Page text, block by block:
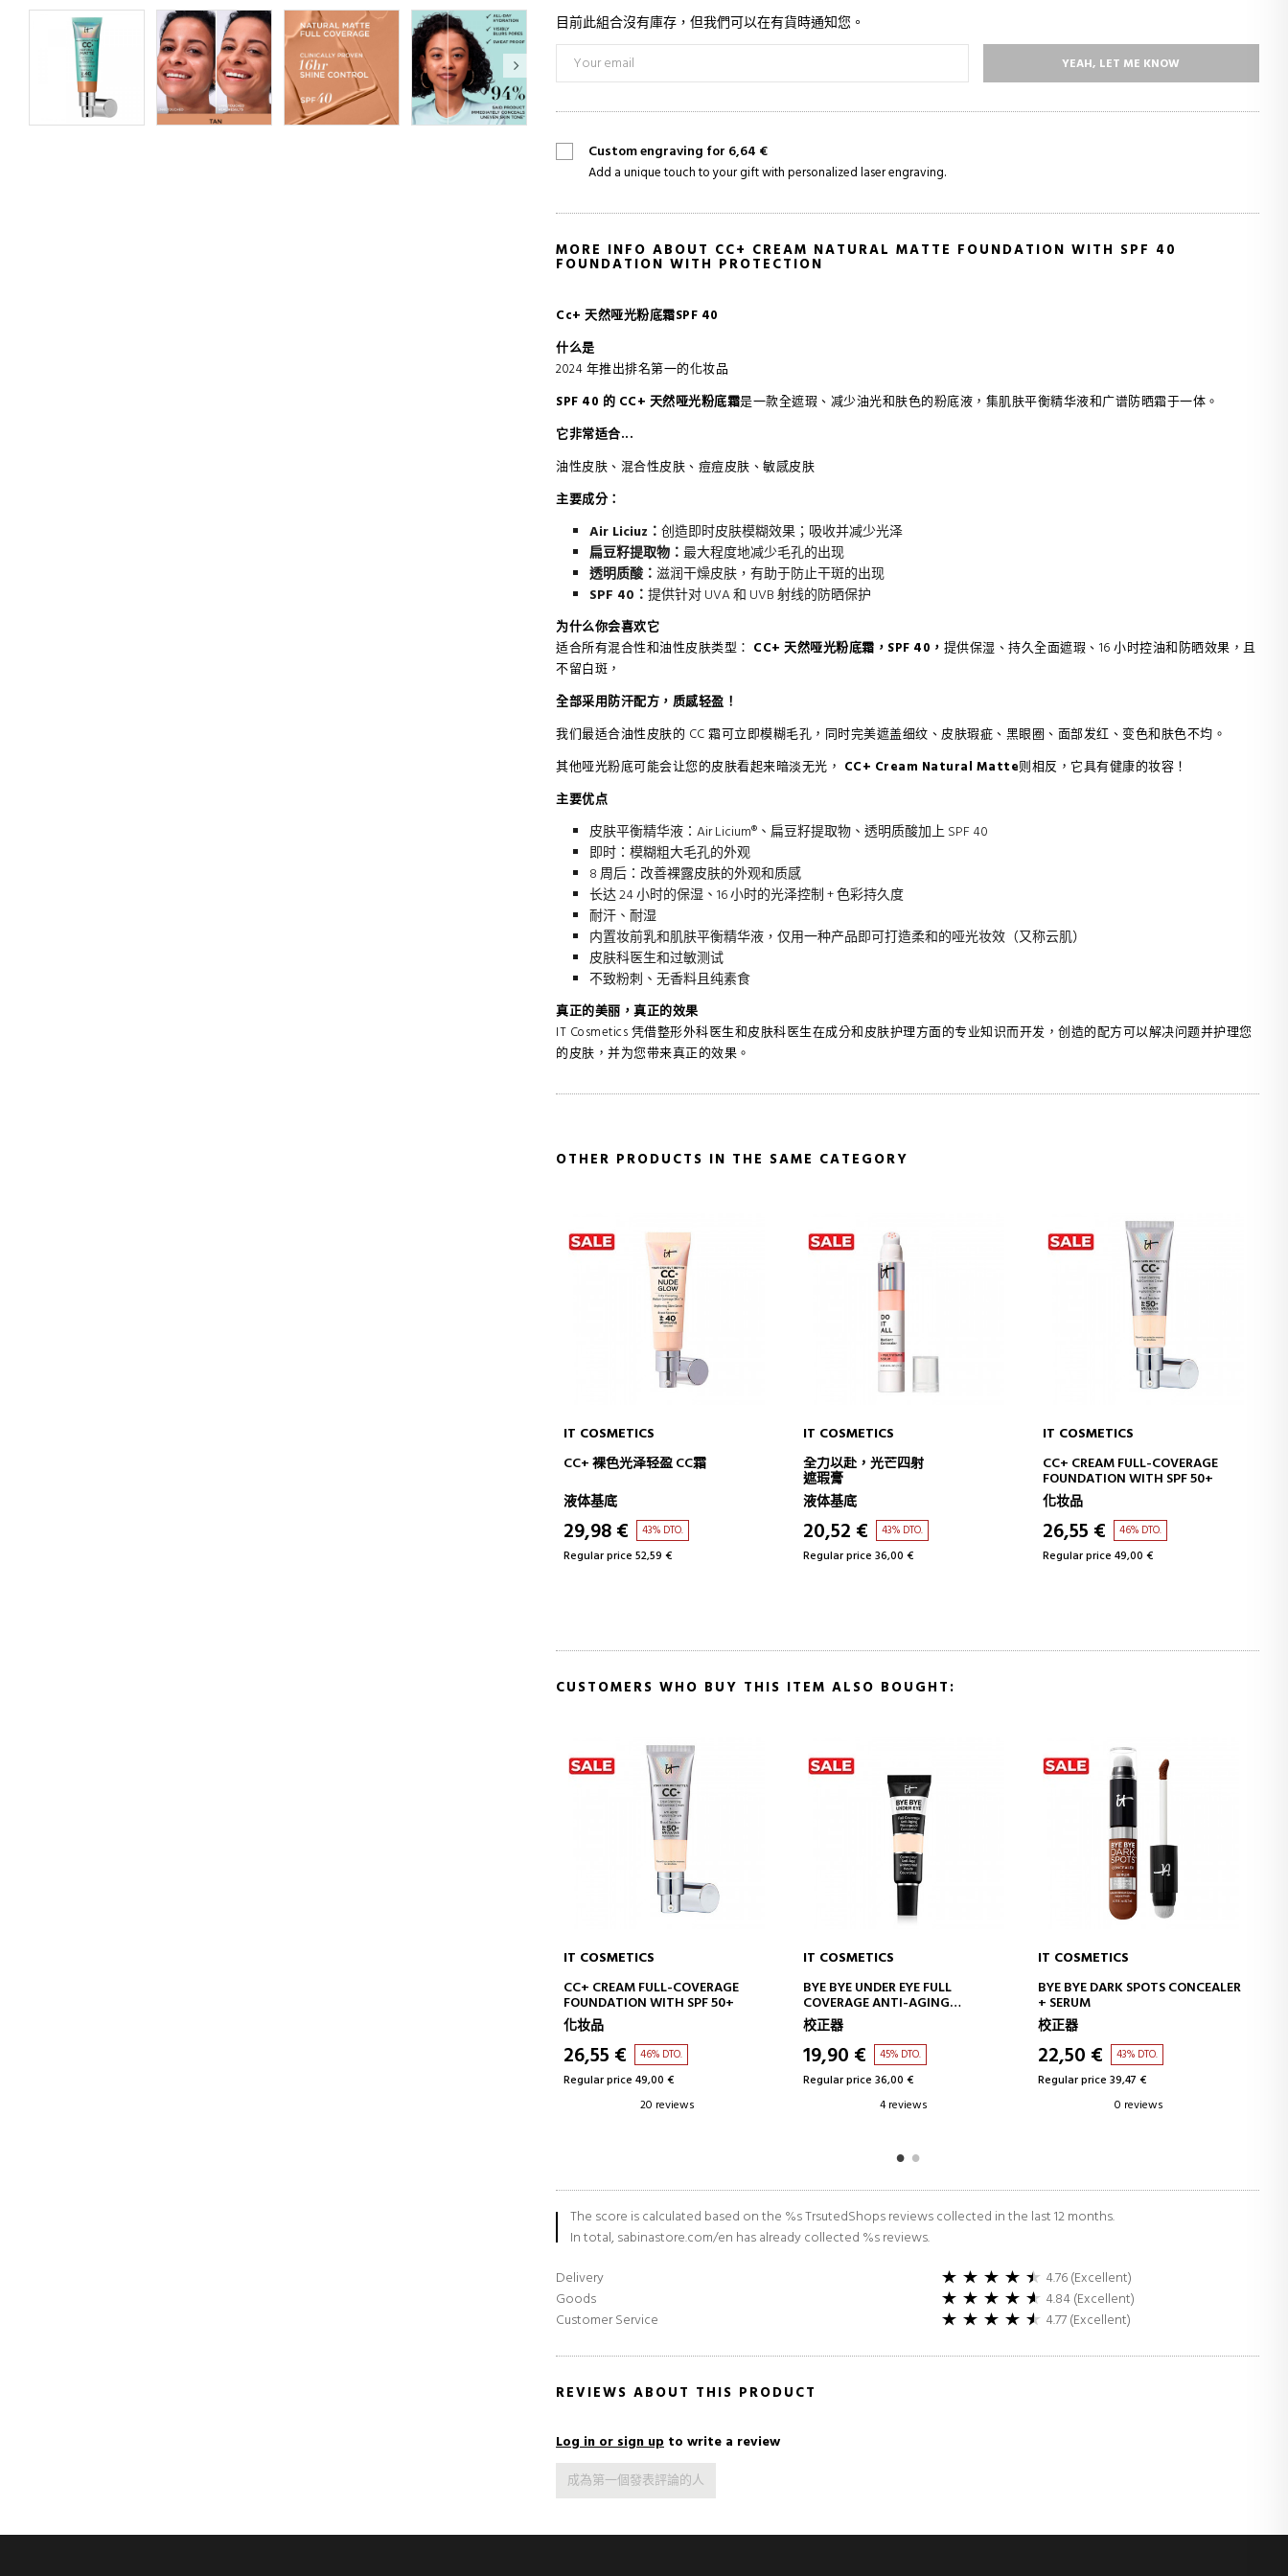
目前此組合沒有庫存，但我們可以在有貨時通知您。
YEAH, LET ME KNOW
Custom engraving for 6,64 €
Add a unique touch to your gift with personalized laser engraving.
MORE INFO ABOUT CC+ CREAM NATURAL MATTE FOUNDATION WITH SPF 40
FOUNDATION WITH PROTECTION
Cc+ 天然哑光粉底霜SPF 40
什么是
2024 年推出排名第一的化妆品
SPF 40 的 CC+ 天然哑光粉底霜是一款全遮瑕、减少油光和肤色的粉底液，集肌肤平衡精华液和广谱防晒霜于一体。
它非常适合...
油性皮肤、混合性皮肤、痘痘皮肤、敏感皮肤
主要成分：
Air Liciuz：创造即时皮肤模糊效果；吸收并减少光泽
扁豆籽提取物：最大程度地减少毛孔的出现
透明质酸：滋润干燥皮肤，有助于防止干斑的出现
SPF 40：提供针对 UVA 和 UVB 射线的防晒保护
为什么你会喜欢它
适合所有混合性和油性皮肤类型： CC+ 天然哑光粉底霜，SPF 40， 提供保湿、持久全面遮瑕、16 小时控油和防晒效果，且
不留白斑，
全部采用防汗配方，质感轻盈！
我们最适合油性皮肤的 CC 霜可立即模糊毛孔，同时完美遮盖细纹、皮肤瑕疵、黑眼圈、面部发红、变色和肤色不均。
其他哑光粉底可能会让您的皮肤看起来暗淡无光， CC+ Cream Natural Matte则相反，它具有健康的妆容！
主要优点
皮肤平衡精华液：Air Licium®、扁豆籽提取物、透明质酸加上 SPF 40
即时：模糊粗大毛孔的外观
8 周后：改善裸露皮肤的外观和质感
长达 24 小时的保湿、16 小时的光泽控制 + 色彩持久度
耐汗、耐湿
内置妆前乳和肌肤平衡精华液，仅用一种产品即可打造柔和的哑光妆效（又称云肌）
皮肤科医生和过敏测试
不致粉刺、无香料且纯素食
真正的美丽，真正的效果
IT Cosmetics 凭借整形外科医生和皮肤科医生在成分和皮肤护理方面的专业知识而开发，创造的配方可以解决问题并护理您
的皮肤，并为您带来真正的效果。
OTHER PRODUCTS IN THE SAME CATEGORY
ADD TO CART
IT COSMETICS
CC+ 裸色光泽轻盈 CC霜
液体基底
29,98 € 43% DTO.
Regular price 52,59 €
ADD TO CART
IT COSMETICS
全力以赴，光芒四射
遮瑕膏
液体基底
20,52 € 43% DTO.
Regular price 36,00 €
ADD TO CART
IT COSMETICS
CC+ CREAM FULL-COVERAGE
FOUNDATION WITH SPF 50+
化妆品
26,55 € 46% DTO.
Regular price 49,00 €
CUSTOMERS WHO BUY THIS ITEM ALSO BOUGHT:
ADD TO CART
IT COSMETICS
BYE BYE UNDER EYE FULL
COVERAGE ANTI-AGING
WATERPROOF CONCEALER
校正器
19,90 € 45% DTO.
Regular price 36,00 €
4 reviews
ADD TO CART
IT COSMETICS
BYE BYE DARK SPOTS CONCEALER
+ SERUM
校正器
22,50 € 43% DTO.
Regular price 39,47 €
0 reviews
ADD TO CART
IT COSMETICS
SUPERHERO NO-TUG
WATERPROOF EYESHADOW STICK
眼影
14,20 € 45% DTO.
Regular price 26,00 €
2 reviews
The score is calculated based on the %s TrsutedShops reviews collected in the last 12 months.
In total, sabinastore.com/en has already collected %s reviews.
Delivery
4.76 (Excellent)
Goods
4.84 (Excellent)
Customer Service
4.77 (Excellent)
REVIEWS ABOUT THIS PRODUCT
Log in or sign up to write a review
成為第一個發表評論的人